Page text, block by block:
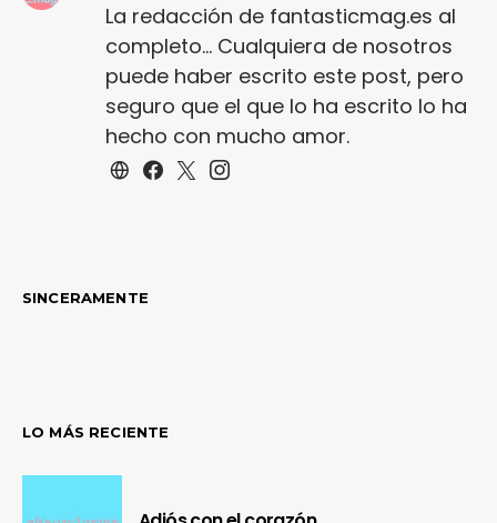
La redacción de fantasticmag.es al
completo... Cualquiera de nosotros
puede haber escrito este post, pero
seguro que el que lo ha escrito lo ha
hecho con mucho amor.
SINCERAMENTE
LO MÁS RECIENTE